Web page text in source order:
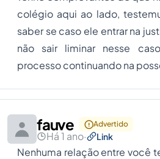
colégio aqui ao lado,
saber se caso ele entrar na
não sair liminar nesse
processo continuando na
fauve Advertido
Há 1 ano· Link
Nenhuma relação entre você